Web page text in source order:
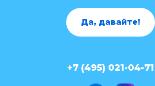
Да, давайте!
+7 (495) 021-04-71